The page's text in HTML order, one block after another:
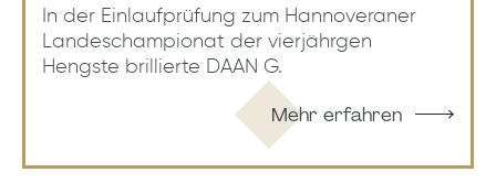
In der Einlaufprüfung zum Hannoveraner
Landeschampionat der vierjährgen
Hengste brillierte DAAN G.
Mehr erfahren